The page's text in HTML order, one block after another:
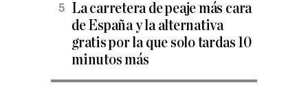
La carretera de peaje más cara
de España y la alternativa
gratis por la que solo tardas 10
minutos más